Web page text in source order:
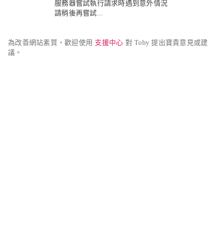
服務器嘗試執行請求時遇到意外情況
請稍後再嘗試...
為改善網站素質，歡迎使用 支援中心 對 Toby 提出寶貴意見或建
議。